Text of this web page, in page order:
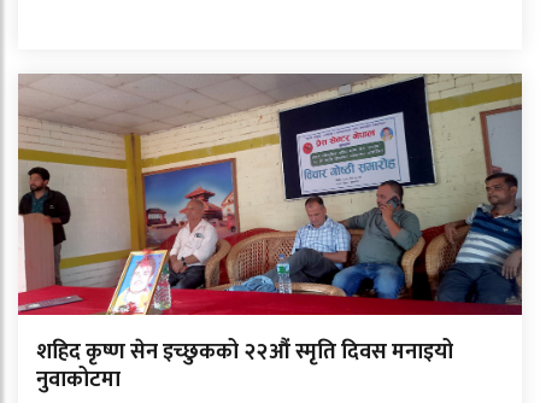
शहिद कृष्ण सेन इच्छुकको २२औं स्मृति दिवस मनाइयो
नुवाकोटमा